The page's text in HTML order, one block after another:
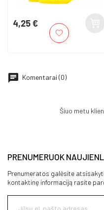
Kaina
4,25 €
Komentarai (0)
Šiuo metu
PRENUMERUOK
Prenumeratos galėsite
kontaktinę informaciją rasite